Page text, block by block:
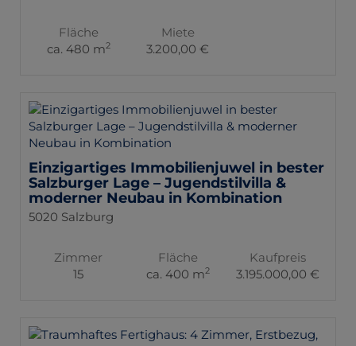
Fläche
ca. 480 m2
Miete
3.200,00 €
Einzigartiges Immobilienjuwel in bester
Salzburger Lage – Jugendstilvilla &
moderner Neubau in Kombination
5020 Salzburg
Zimmer
15
Fläche
ca. 400 m2
Kaufpreis
3.195.000,00 €